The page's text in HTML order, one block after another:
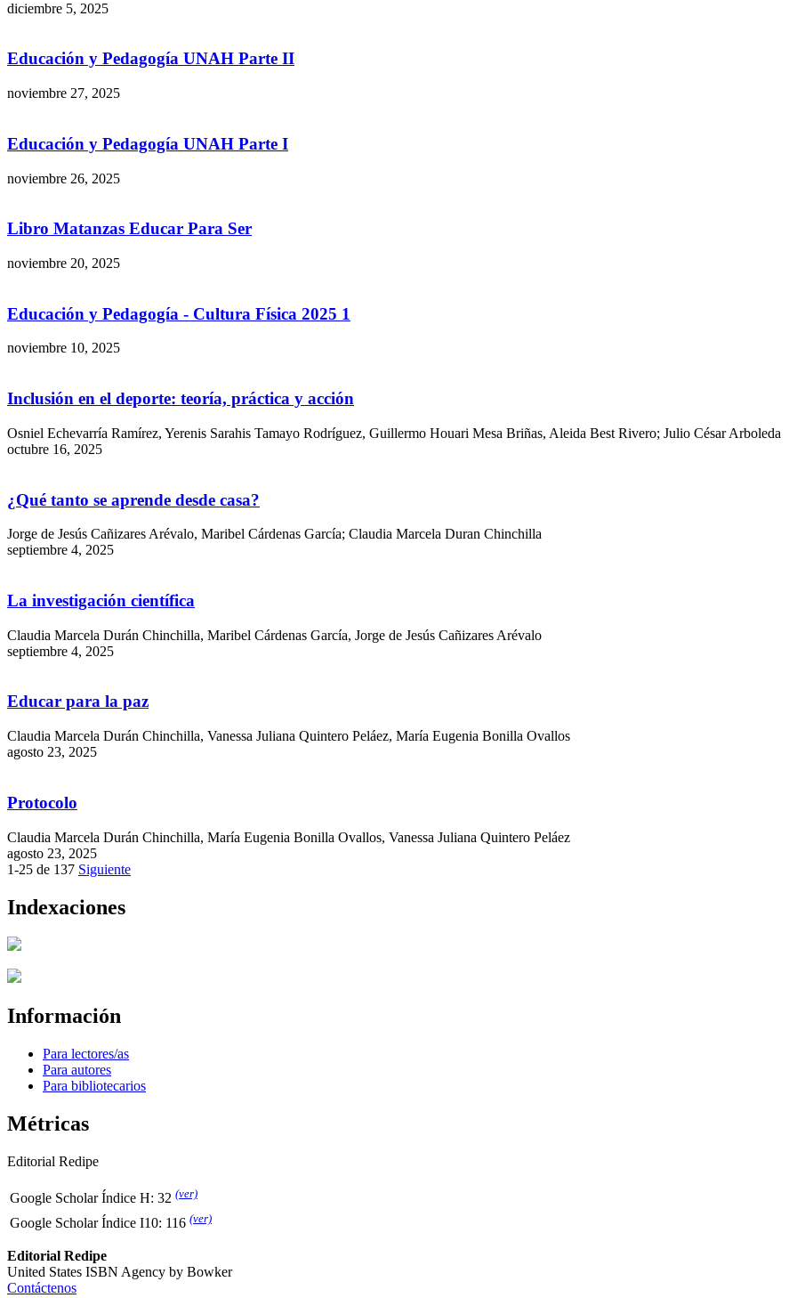
diciembre 5, 2025
Educación y Pedagogía UNAH Parte II
noviembre 27, 2025
Educación y Pedagogía UNAH Parte I
noviembre 26, 2025
Libro Matanzas Educar Para Ser
noviembre 20, 2025
Educación y Pedagogía - Cultura Física 2025 1
noviembre 10, 2025
Inclusión en el deporte: teoría, práctica y acción
Osniel Echevarría Ramírez, Yerenis Sarahis Tamayo Rodríguez, Guillermo Houari Mesa Briñas, Aleida Best Rivero; Julio César Arboleda
octubre 16, 2025
¿Qué tanto se aprende desde casa?
Jorge de Jesús Cañizares Arévalo, Maribel Cárdenas García; Claudia Marcela Duran Chinchilla
septiembre 4, 2025
La investigación científica
Claudia Marcela Durán Chinchilla, Maribel Cárdenas García, Jorge de Jesús Cañizares Arévalo
septiembre 4, 2025
Educar para la paz
Claudia Marcela Durán Chinchilla, Vanessa Juliana Quintero Peláez, María Eugenia Bonilla Ovallos
agosto 23, 2025
Protocolo
Claudia Marcela Durán Chinchilla, María Eugenia Bonilla Ovallos, Vanessa Juliana Quintero Peláez
agosto 23, 2025
1-25 de 137 Siguiente
Indexaciones
Información
Para lectores/as
Para autores
Para bibliotecarios
Métricas
Editorial Redipe
Google Scholar Índice H: 32 (ver)
Google Scholar Índice I10: 116 (ver)
Editorial Redipe
United States ISBN Agency by Bowker
Contáctenos